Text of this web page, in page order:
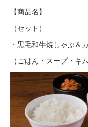
【商品名】
（セット）
・黒毛和牛焼しゃぶ
（ごはん・スープ・キ